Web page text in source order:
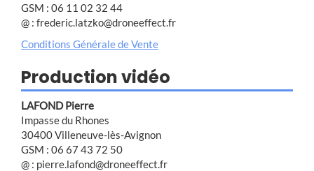
GSM : 06 11 02 32 44
@ : frederic.latzko@droneeffect.fr
Conditions Générale de Vente
Production vidéo
LAFOND Pierre
Impasse du Rhones
30400 Villeneuve-lès-Avignon
GSM : 06 67 43 72 50
@ : pierre.lafond@droneeffect.fr